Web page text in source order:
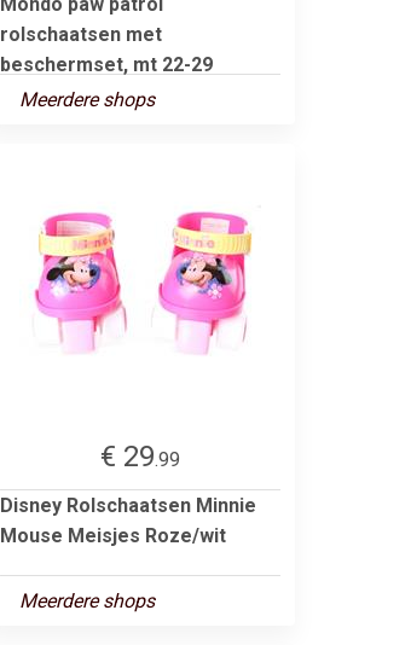
rolschaatsen met
beschermset, mt 22-29
Meerdere shops
€ 29.99
Disney Rolschaatsen Minnie
Mouse Meisjes Roze/wit
Meerdere shops